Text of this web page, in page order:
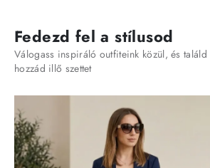
Fedezd fel a stílusod
Válogass inspiráló outfiteink közül, és találd
hozzád illő szettet